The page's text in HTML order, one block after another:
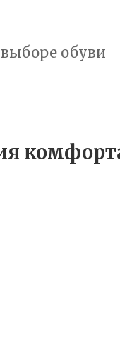
обуви